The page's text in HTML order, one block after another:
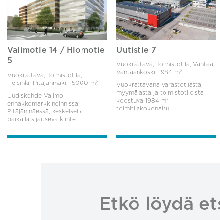
Valimotie 14 / Hiomotie
5
Vuokrattava, Toimistotila,
Helsinki, Pitäjänmäki, 15000 m2
Uudiskohde Valimo
ennakkomarkkinoinnissa.
Pitäjänmäessä, keskeisellä
paikalla sijaitseva kiinte...
Uutistie 7
Vuokrattava, Toimistotila, Vantaa,
Vantaankoski,1984 m2
Vuokrattavana varastotilasta,
myymälästä ja toimistotiloista
koostuva 1984 m²
toimitilakokonaisu...
Etkö löydä